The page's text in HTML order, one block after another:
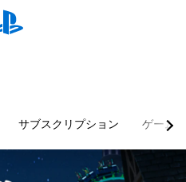
サブスクリプション ゲーム